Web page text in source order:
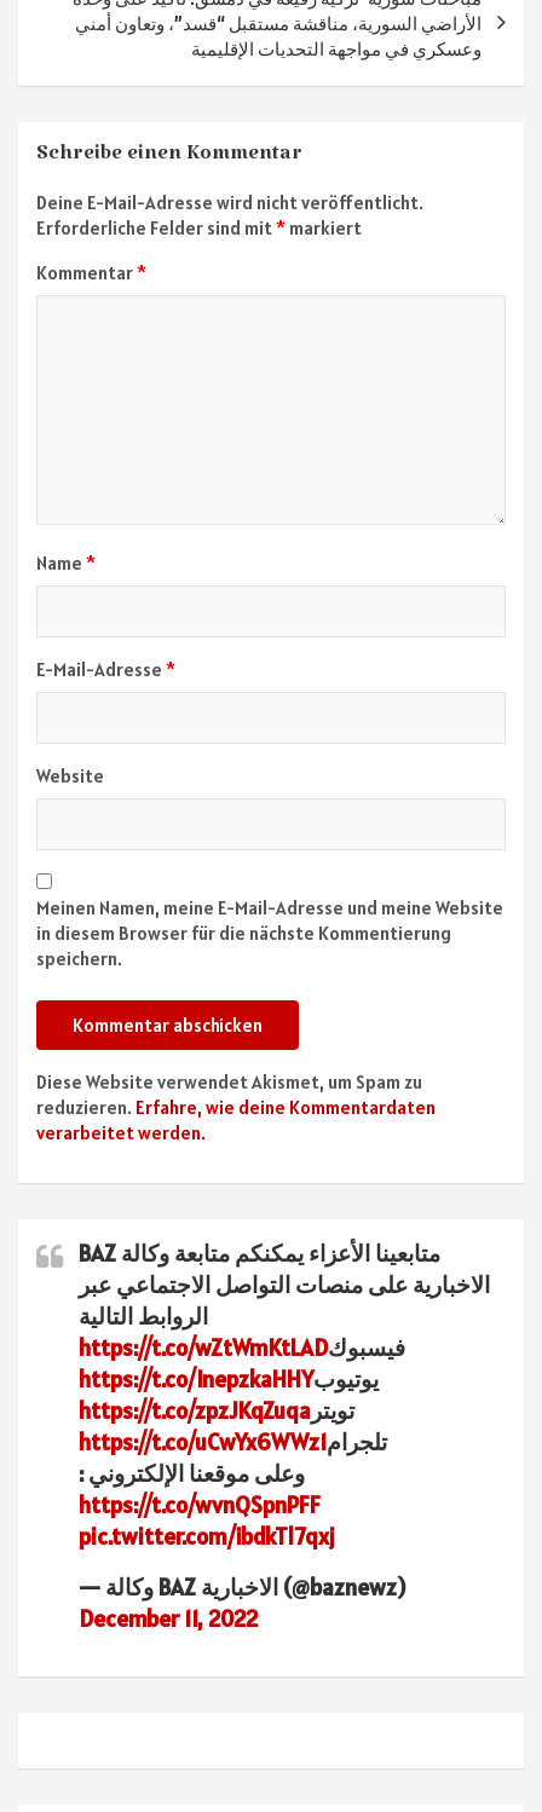
الأراضي السورية، مناقشة مستقبل “قسد”، وتعاون أمني
وعسكري في مواجهة التحديات الإقليمية
Schreibe einen Kommentar
Deine E-Mail-Adresse wird nicht veröffentlicht.
Erforderliche Felder sind mit* markiert
Kommentar*
Name *
E-Mail-Adresse *
Website
Meinen Namen, meine E-Mail-Adresse und meine Website
in diesem Browser für die nächste Kommentierung
speichern.
Diese Website verwendet Akismet, um Spam zu
reduzieren. Erfahre, wie deine Kommentardaten
verarbeitet werden.
متابعينا الأعزاء يمكنكم متابعة وكالة BAZ
الاخبارية على منصات التواصل الاجتماعي عبر
الروابط التالية
فيسبوكhttps://t.co/wZtWmKtLAD
يوتيوبhttps://t.co/InepzkaHHY
تويتر https://t.co/zpzJKqZuqa
تلجرامhttps://t.co/uCwYx6WWz1
وعلى موقعنا الإلكتروني :
https://t.co/wvnQSpnPFF
pic.twitter.com/ibdkTl7qxj
— وكالة BAZ الاخبارية (@baznewz)
December 11, 2022